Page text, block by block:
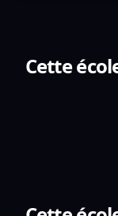
Cette